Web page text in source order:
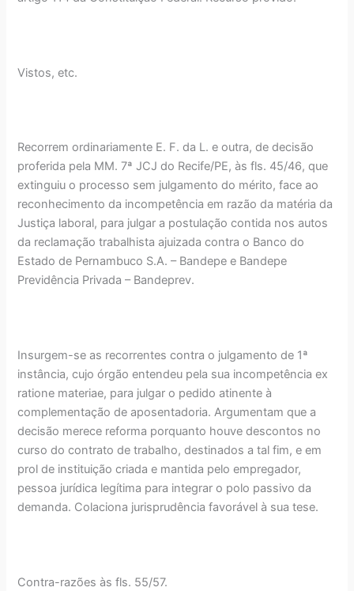
Vistos, etc.
Recorrem ordinariamente E. F. da L. e outra, de decisão
proferida pela MM. 7ª JCJ do Recife/PE, às fls. 45/46, que
extinguiu o processo sem julgamento do mérito, face ao
reconhecimento da incompetência em razão da matéria da
Justiça laboral, para julgar a postulação contida nos autos
da reclamação trabalhista ajuizada contra o Banco do
Estado de Pernambuco S.A. – Bandepe e Bandepe
Previdência Privada – Bandeprev.
Insurgem-se as recorrentes contra o julgamento de 1ª
instância, cujo órgão entendeu pela sua incompetência ex
ratione materiae, para julgar o pedido atinente à
complementação de aposentadoria. Argumentam que a
decisão merece reforma porquanto houve descontos no
curso do contrato de trabalho, destinados a tal fim, e em
prol de instituição criada e mantida pelo empregador,
pessoa jurídica legítima para integrar o polo passivo da
demanda. Colaciona jurisprudência favorável à sua tese.
Contra-razões às fls. 55/57.